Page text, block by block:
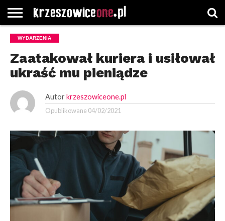
STRONA
GŁÓWNA
WYBORY
WYBIERZ
ROZKŁADY
GREGORCZYK
KONTAKT
WYDARZENIA
Zaatakował kuriera i usiłował
ukraść mu pieniądze
Autor krzeszowiceone.pl
Opublikowane 04/02/2021